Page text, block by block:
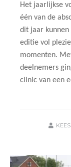
Het jaarlijkse
één van de
dit jaar kunnen
editie vol
momenten.
deelnemers
clinic van een